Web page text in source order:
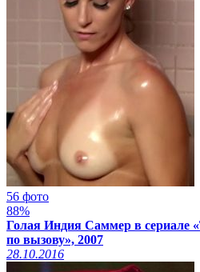
56 фото
88%
Голая Индия Саммер в сериале
по вызову», 2007
28.10.2016